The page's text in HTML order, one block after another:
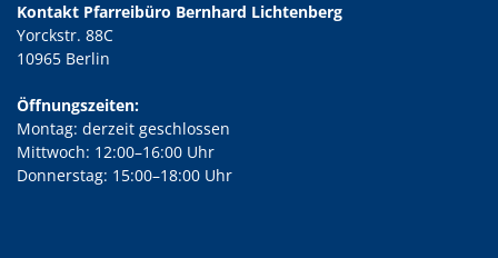
Kontakt Pfarreibüro Bernhard Lichtenberg
Yorckstr. 88C
10965 Berlin
Öffnungszeiten:
Montag: derzeit geschlossen
Mittwoch: 12:00–16:00 Uhr
Donnerstag: 15:00–18:00 Uhr